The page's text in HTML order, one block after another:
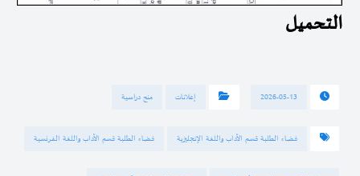
التحميل
2026-05-13 إعلانات منح دراسية
فضاء الطلبة قسم الآداب واللغة الإنجليزية فضاء الطلبة قسم الآداب واللغة الفرنسية